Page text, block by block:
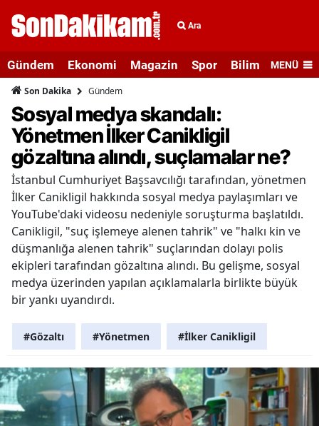
Ara
Gündem Ekonomi Magazin Spor Bilim veMENÜ
Son Dakika Gündem
Sosyal medya skandalı:
Yönetmen İlker Canikligil
gözaltına alındı, suçlamalar ne?
İstanbul Cumhuriyet Başsavcılığı tarafından, yönetmen
İlker Canikligil hakkında sosyal medya paylaşımları ve
YouTube'daki videosu nedeniyle soruşturma başlatıldı.
Canikligil, "suç işlemeye alenen tahrik" ve "halkı kin ve
düşmanlığa alenen tahrik" suçlarından dolayı polis
ekipleri tarafından gözaltına alındı. Bu gelişme, sosyal
medya üzerinden yapılan açıklamalarla birlikte büyük
bir yankı uyandırdı.
#Gözaltı #Yönetmen #İlker Canikligil